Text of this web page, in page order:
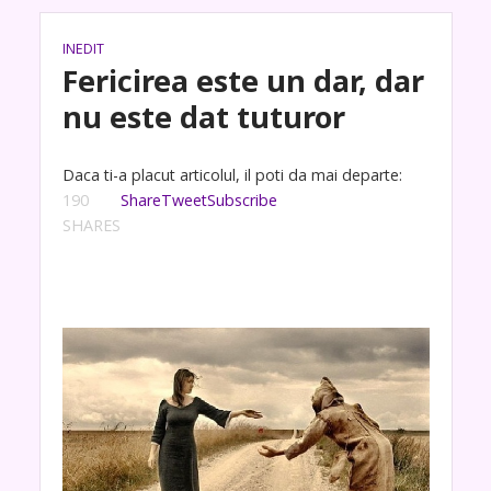
INEDIT
Fericirea este un dar, dar
nu este dat tuturor
Daca ti-a placut articolul, il poti da mai departe:
190
SHARES
ShareTweetSubscribe